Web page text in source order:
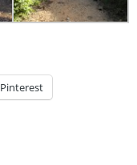
Pinterest